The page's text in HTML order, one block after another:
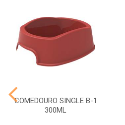
COMEDOURO SINGLE B-1
300ML